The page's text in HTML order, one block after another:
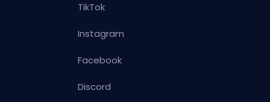
TikTok
Instagram
Facebook
Discord